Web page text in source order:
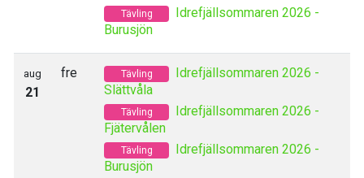
Tävling
Idrefjällsommaren 2026 -
Burusjön
aug
21
fre Tävling
Idrefjällsommaren 2026 -
Slättvåla
Tävling
Idrefjällsommaren 2026 -
Fjätervålen
Tävling
Idrefjällsommaren 2026 -
Burusjön